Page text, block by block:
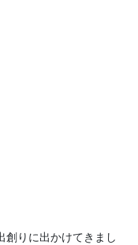
創りに出かけてきまし